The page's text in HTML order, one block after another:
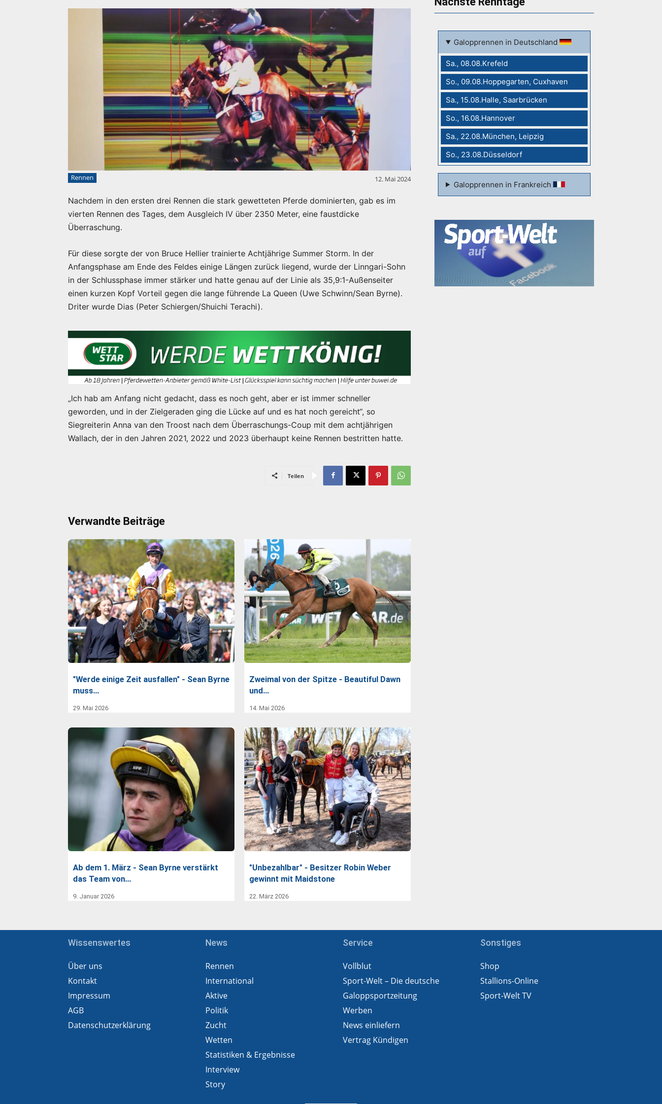
Rennen 12. Mai 2024
Nachdem in den ersten drei Rennen die stark gewetteten Pferde dominierten, gab es im
vierten Rennen des Tages, dem Ausgleich IV über 2350 Meter, eine faustdicke
Überraschung.
Für diese sorgte der von Bruce Hellier trainierte Achtjährige Summer Storm. In der
Anfangsphase am Ende des Feldes einige Längen zurück liegend, wurde der Linngari-Sohn
in der Schlussphase immer stärker und hatte genau auf der Linie als 35,9:1-Außenseiter
einen kurzen Kopf Vorteil gegen die lange führende La Queen (Uwe Schwinn/Sean Byrne).
Driter wurde Dias (Peter Schiergen/Shuichi Terachi).
„Ich hab am Anfang nicht gedacht, dass es noch geht, aber er ist immer schneller
geworden, und in der Zielgeraden ging die Lücke auf und es hat noch gereicht“, so
Siegreiterin Anna van den Troost nach dem Überraschungs-Coup mit dem achtjährigen
Wallach, der in den Jahren 2021, 2022 und 2023 überhaupt keine Rennen bestritten hatte.
Teilen
Verwandte Beiträge
"Werde einige Zeit ausfallen" - Sean Byrne
muss…
29. Mai 2026
Zweimal von der Spitze - Beautiful Dawn
und…
14. Mai 2026
Ab dem 1. März - Sean Byrne verstärkt
das Team von…
9. Januar 2026
"Unbezahlbar" - Besitzer Robin Weber
gewinnt mit Maidstone
22. März 2026
Galopprennen in Deutschland
Sa., 08.08.Krefeld
So., 09.08.Hoppegarten, Cuxhaven
Sa., 15.08.Halle, Saarbrücken
So., 16.08.Hannover
Sa., 22.08.München, Leipzig
So., 23.08.Düsseldorf
Galopprennen in Frankreich
Wissenswertes
Über uns
Kontakt
Impressum
AGB
Datenschutzerklärung
News
Rennen
International
Aktive
Politik
Zucht
Wetten
Statistiken & Ergebnisse
Interview
Story
Service
Vollblut
Sport-Welt – Die deutsche
Galoppsportzeitung
Werben
News einliefern
Vertrag Kündigen
Sonstiges
Shop
Stallions-Online
Sport-Welt TV